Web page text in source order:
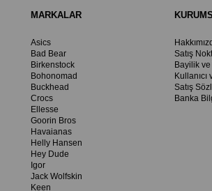
MARKALAR
Asics
Bad Bear
Birkenstock
Bohonomad
Buckhead
Crocs
Ellesse
Goorin Bros
Havaianas
Helly Hansen
Hey Dude
Igor
Jack Wolfskin
Keen
Satış
Bayilik ve
Kullanıcı
Satış
Banka